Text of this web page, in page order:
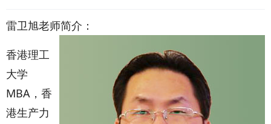
雷卫旭老师简介：
香港理工
大学
MBA，香
港生产力